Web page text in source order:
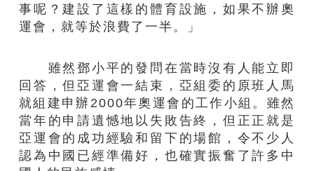
事呢？建設了這樣的體育設施，如果不辦奧
運會，就等於浪費了一半。」
雖然鄧小平的發問在當時沒有人能立即
回答，但亞運會一結束，亞組委的原班人馬
就組建申辦2000年奧運會的工作小組。雖然
當年的申請遺憾地以失敗告終，但正正就是
亞運會的成功經驗和留下的場館，令不少人
認為中國已經準備好，也確實振奮了許多中